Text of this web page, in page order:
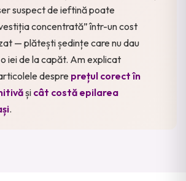
suspect de ieftină poate
concentrată” într-un cost
— plătești ședințe care nu dau
iei de la capăt. Am explicat
despre prețul corect în
și cât costă epilarea
.